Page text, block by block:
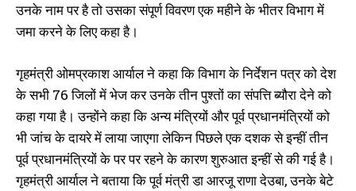
उनके नाम पर है तो उसका संपूर्ण विवरण एक महीने के भीतर विभाग में
जमा करने के लिए कहा है।
गृहमंत्री ओमप्रकाश आर्याल ने कहा कि विभाग के निर्देशन पत्र को देश
के सभी 76 जिलों में भेज कर उनके तीन पुश्तों का संपत्ति ब्यौरा देने को
कहा गया है। उन्होंने कहा कि अन्य मंत्रियों और पूर्व प्रधानमंत्रियों को
भी जांच के दायरे में लाया जाएगा लेकिन पिछले एक दशक से इन्हीं तीन
पूर्व प्रधानमंत्रियों के पर पर रहने के कारण शुरुआत इन्हीं से की गई है।
गृहमंत्री आर्याल ने बताया कि पूर्व मंत्री डा आरजू राणा देउबा, उनके बेटे